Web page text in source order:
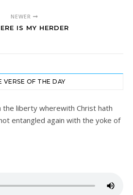
NEWER
IS MY HERDER
VERSE OF THE DAY
liberty wherewith Christ hath
entangled again with the yoke of